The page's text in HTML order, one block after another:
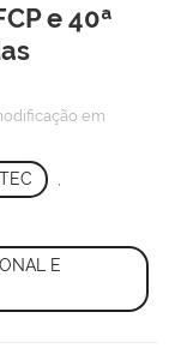
e 40ª
em
,
E